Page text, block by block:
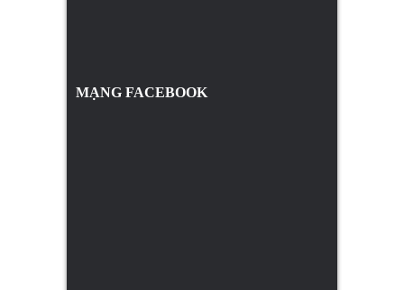
MẠNG FACEBOOK